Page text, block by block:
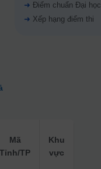
Mã
Tỉnh/TP
Khu
vực
➜ Điểm chuẩn Đại học
➜ Xếp hạng điểm thi